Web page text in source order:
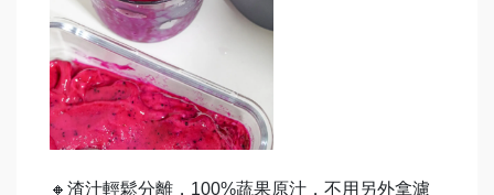
🔸渣汁輕鬆分離，100%蔬果原汁，不用另外拿濾